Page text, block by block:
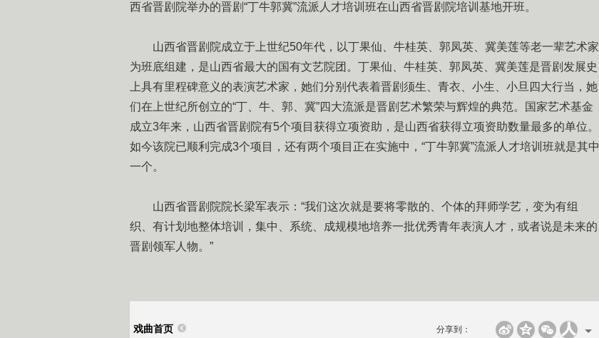
西省晋剧院举办的晋剧“丁牛郭冀”流派人才培训班在山西省晋剧院培训基地开班。
山西省晋剧院成立于上世纪50年代，以丁果仙、牛桂英、郭凤英、冀美莲等老一辈艺术家
为班底组建，是山西省最大的国有文艺院团。丁果仙、牛桂英、郭凤英、冀美莲是晋剧发展史
上具有里程碑意义的表演艺术家，她们分别代表着晋剧须生、青衣、小生、小旦四大行当，她
们在上世纪所创立的“丁、牛、郭、冀”四大流派是晋剧艺术繁荣与辉煌的典范。国家艺术基金
成立3年来，山西省晋剧院有5个项目获得立项资助，是山西省获得立项资助数量最多的单位。
如今该院已顺利完成3个项目，还有两个项目正在实施中，“丁牛郭冀”流派人才培训班就是其中
一个。
山西省晋剧院院长梁军表示：“我们这次就是要将零散的、个体的拜师学艺，变为有组
织、有计划地整体培训，集中、系统、成规模地培养一批优秀青年表演人才，或者说是未来的
晋剧领军人物。”
戏曲首页 分享到：